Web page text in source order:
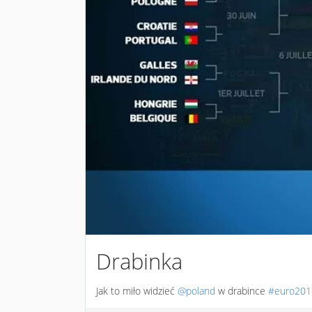
Drabinka
Jak to miło widzieć @poland w drabince